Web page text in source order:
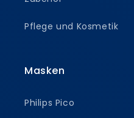
Pflege und Kosmetik
Masken
Philips Pico